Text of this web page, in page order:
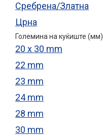
Сребрена/Златна
Црна
Големина на куќиште (мм)
20 x 30 mm
22 mm
23 mm
24 mm
28 mm
30 mm